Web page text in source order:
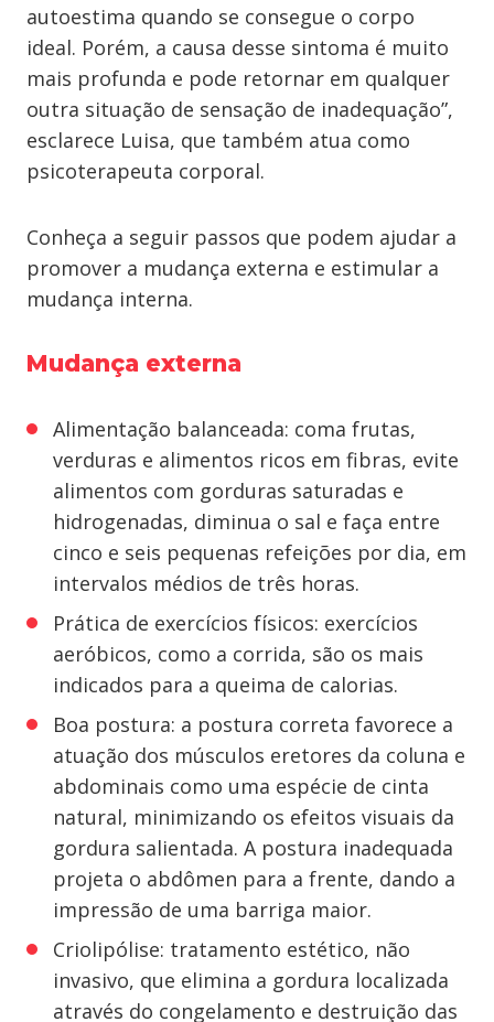
autoestima quando se consegue o corpo
ideal. Porém, a causa desse sintoma é muito
mais profunda e pode retornar em qualquer
outra situação de sensação de inadequação”,
esclarece Luisa, que também atua como
psicoterapeuta corporal.
Conheça a seguir passos que podem ajudar a
promover a mudança externa e estimular a
mudança interna.
Mudança externa
Alimentação balanceada: coma frutas,
verduras e alimentos ricos em fibras, evite
alimentos com gorduras saturadas e
hidrogenadas, diminua o sal e faça entre
cinco e seis pequenas refeições por dia, em
intervalos médios de três horas.
Prática de exercícios físicos: exercícios
aeróbicos, como a corrida, são os mais
indicados para a queima de calorias.
Boa postura: a postura correta favorece a
atuação dos músculos eretores da coluna e
abdominais como uma espécie de cinta
natural, minimizando os efeitos visuais da
gordura salientada. A postura inadequada
projeta o abdômen para a frente, dando a
impressão de uma barriga maior.
Criolipólise: tratamento estético, não
invasivo, que elimina a gordura localizada
através do congelamento e destruição das